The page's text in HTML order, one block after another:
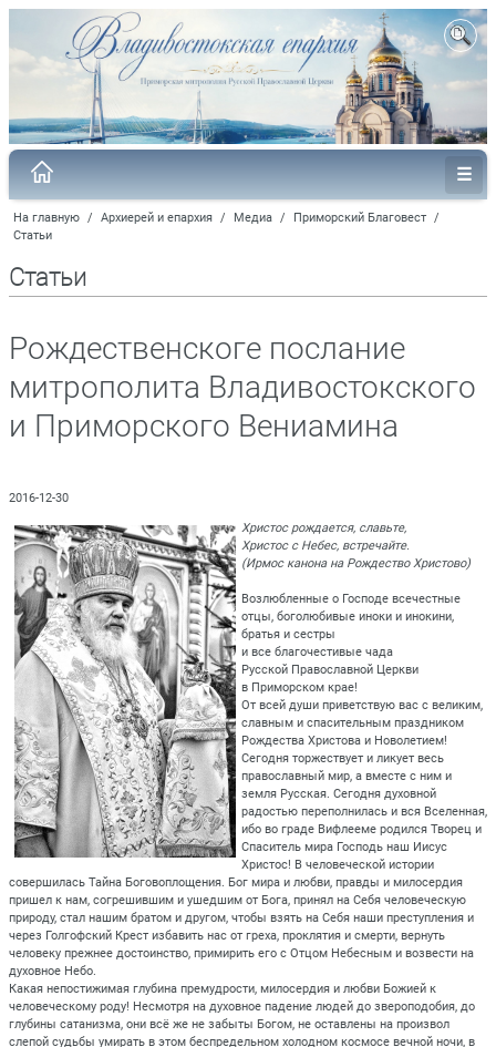
На главную / Архиерей и епархия / Медиа / Приморский Благовест /
Статьи
Статьи
Рождественскоге послание
митрополита Владивостокского
и Приморского Вениамина
2016-12-30
Христос рождается, славьте,
Христос с Небес, встречайте.
(Ирмос канона на Рождество Христово)
Возлюбленные о Господе всечестные
отцы, боголюбивые иноки и инокини,
братья и сестры
и все благочестивые чада
Русской Православной Церкви
в Приморском крае!
От всей души приветствую вас с великим,
славным и спасительным праздником
Рождества Христова и Новолетием!
Сегодня торжествует и ликует весь
православный мир, а вместе с ним и
земля Русская. Сегодня духовной
радостью переполнилась и вся Вселенная,
ибо во граде Вифлееме родился Творец и
Спаситель мира Господь наш Иисус
Христос! В человеческой истории
совершилась Тайна Боговоплощения. Бог мира и любви, правды и милосердия
пришел к нам, согрешившим и ушедшим от Бога, принял на Себя человеческую
природу, стал нашим братом и другом, чтобы взять на Себя наши преступления и
через Голгофский Крест избавить нас от греха, проклятия и смерти, вернуть
человеку прежнее достоинство, примирить его с Отцом Небесным и возвести на
духовное Небо.
Какая непостижимая глубина премудрости, милосердия и любви Божией к
человеческому роду! Несмотря на духовное падение людей до звероподобия, до
глубины сатанизма, они всё же не забыты Богом, не оставлены на произвол
слепой судьбы умирать в этом беспредельном холодном космосе вечной ночи, в